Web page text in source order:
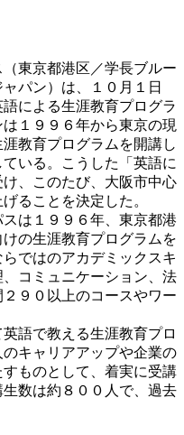
東京都港区／学長ブルー
パン）は、１０月１日
による生涯教育プログラ
１９９６年から東京の現
教育プログラムを開講し
いる。こうした「英語に
、このたび、大阪市中心
ることを決定した。
は１９９６年、東京都港
の生涯教育プログラムを
ではのアカデミックスキ
コミュニケーション、法
９０以上のコースやワー
語で教える生涯教育プロ
キャリアアップや企業の
ものとして、着実に受講
数は約８００人で、過去